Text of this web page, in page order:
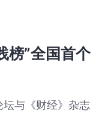
榜”全国首个
与《财经》杂志